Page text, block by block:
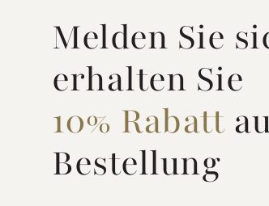
Melden Sie
erhalten Sie
10% Rabatt
Bestellung